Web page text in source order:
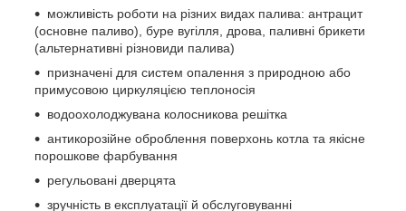
можливість роботи на різних видах палива: антрацит
(основне паливо), буре вугілля, дрова, паливні брикети
(альтернативні різновиди палива)
призначені для систем опалення з природною або
примусовою циркуляцією теплоносія
водоохолоджувана колосникова решітка
антикорозійне оброблення поверхонь котла та якісне
порошкове фарбування
регульовані дверцята
зручність в експлуатації й обслуговуванні